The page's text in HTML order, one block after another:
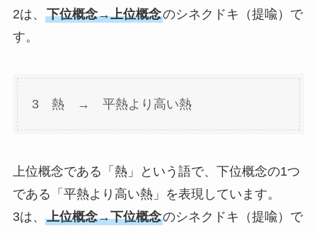
2は、 下位概念→上位概念のシネクドキ（提喩）で
す。
3 熱 → 平熱より高い熱
上位概念である「熱」という語で、下位概念の1つ
である「平熱より高い熱」を表現しています。
3は、 上位概念→下位概念のシネクドキ（提喩）で